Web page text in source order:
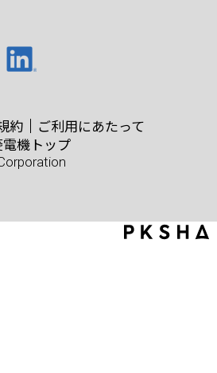
約
ご利用にあたって
機トップ